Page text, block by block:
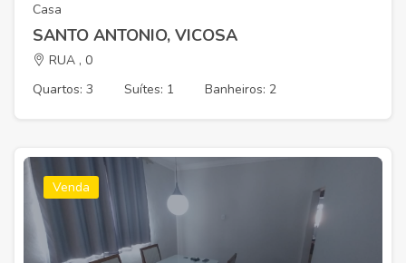
Casa
SANTO ANTONIO, VICOSA
RUA , 0
Quartos: 3
Suítes: 1 Banheiros: 2
Venda